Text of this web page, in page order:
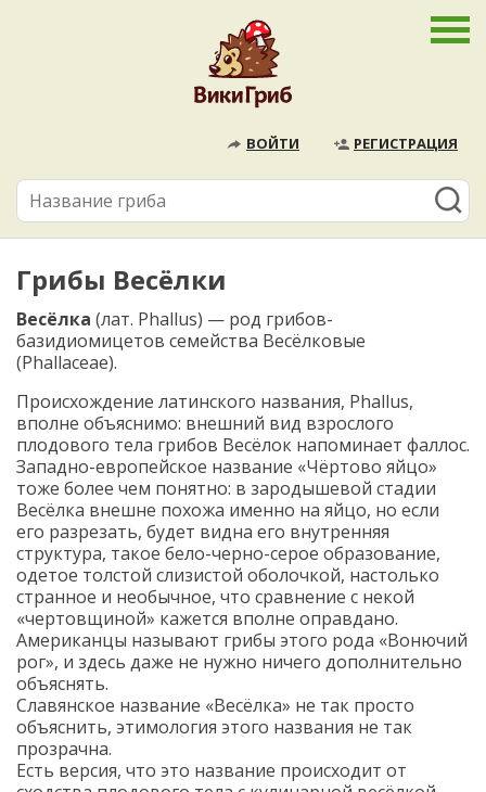
ВОЙТИ РЕГИСТРАЦИЯ
Грибы Весёлки
Весёлка (лат. Phallus) — род грибов-
базидиомицетов семейства Весёлковые
(Phallaceae).
Происхождение латинского названия, Phallus,
вполне объяснимо: внешний вид взрослого
плодового тела грибов Весёлок напоминает фаллос.
Западно-европейское название «Чёртово яйцо»
тоже более чем понятно: в зародышевой стадии
Весёлка внешне похожа именно на яйцо, но если
его разрезать, будет видна его внутренняя
структура, такое бело-черно-серое образование,
одетое толстой слизистой оболочкой, настолько
странное и необычное, что сравнение с некой
«чертовщиной» кажется вполне оправдано.
Американцы называют грибы этого рода «Вонючий
рог», и здесь даже не нужно ничего дополнительно
объяснять.
Славянское название «Весёлка» не так просто
объяснить, этимология этого названия не так
прозрачна.
Есть версия, что это название происходит от